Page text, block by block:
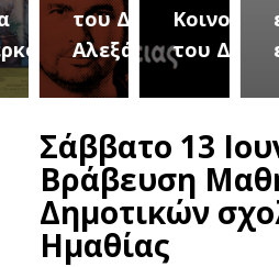
του Δήμου
Αλεξάνδρειας
Κοινοτήτων
του Δήμου
Σάββατο 13
Βράβευση
Δημοτικών
Ημαθίας